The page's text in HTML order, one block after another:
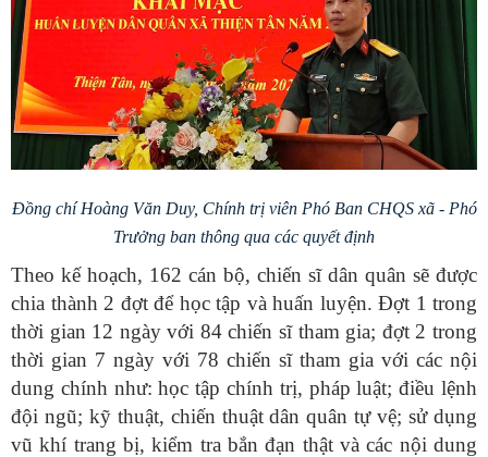
Đồng chí Hoàng Văn Duy, Chính trị viên Phó Ban CHQS xã - Phó
Trưởng ban thông qua các quyết định
Theo kế hoạch, 162 cán bộ, chiến sĩ dân quân sẽ được
chia thành 2 đợt để học tập và huấn luyện. Đợt 1 trong
thời gian 12 ngày với 84 chiến sĩ tham gia; đợt 2 trong
thời gian 7 ngày với 78 chiến sĩ tham gia với các nội
dung chính như: học tập chính trị, pháp luật; điều lệnh
đội ngũ; kỹ thuật, chiến thuật dân quân tự vệ; sử dụng
vũ khí trang bị, kiểm tra bắn đạn thật và các nội dung